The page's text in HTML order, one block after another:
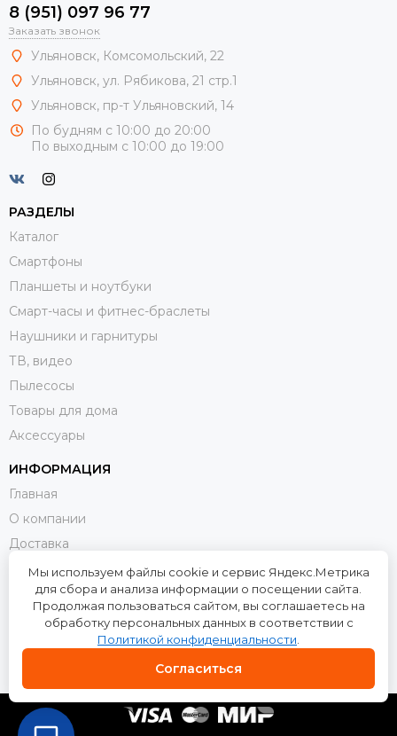
8 (951) 097 96 77
Заказать звонок
Ульяновск, Комсомольский, 22
Ульяновск, ул. Рябикова, 21 стр.1
Ульяновск, пр-т Ульяновский, 14
По будням с 10:00 до 20:00
По выходным с 10:00 до 19:00
РАЗДЕЛЫ
Каталог
Смартфоны
Планшеты и ноутбуки
Смарт-часы и фитнес-браслеты
Наушники и гарнитуры
ТВ, видео
Пылесосы
Товары для дома
Аксессуары
ИНФОРМАЦИЯ
Главная
О компании
Доставка
Оплата
Возврат и обмен
Контакты
Политика конфиденциальности
Пользовательское соглашение
Мы используем файлы cookie и сервис Яндекс.Метрика
для сбора и анализа информации о посещении сайта.
Продолжая пользоваться сайтом, вы соглашаетесь на
обработку персональных данных в соответствии с
Политикой конфиденциальности
Согласиться